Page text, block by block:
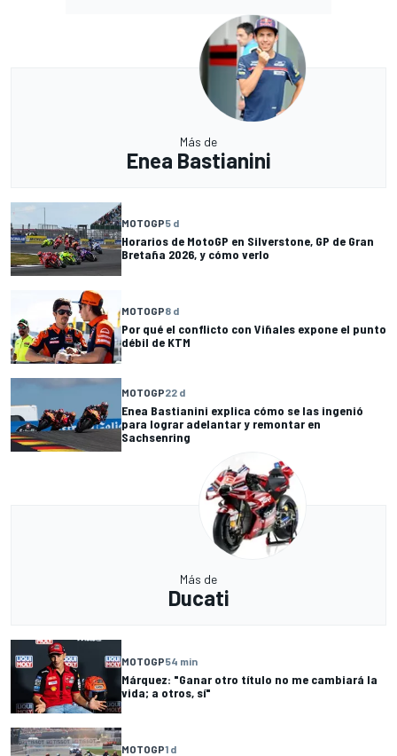
Más de
Enea Bastianini
MOTOGP5 d
Horarios de MotoGP en Silverstone, GP de Gran
Bretaña 2026, y cómo verlo
MOTOGP8 d
Por qué el conflicto con Viñales expone el punto
débil de KTM
MOTOGP22 d
Enea Bastianini explica cómo se las ingenió
para lograr adelantar y remontar en
Sachsenring
Más de
Ducati
MOTOGP54 min
Márquez: "Ganar otro título no me cambiará la
vida; a otros, sí"
MOTOGP1 d